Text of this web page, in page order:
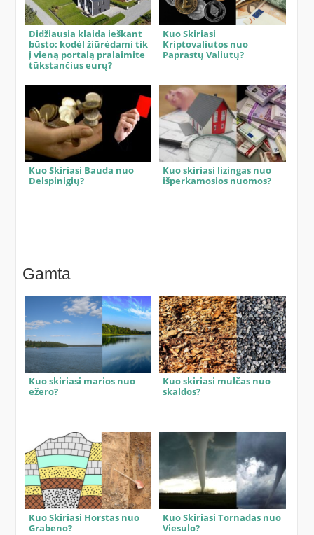
Didžiausia klaida ieškant
būsto: kodėl žiūrėdami tik
į vieną portalą pralaimite
tūkstančius eurų?
Kuo Skiriasi
Kriptovaliutos nuo
Paprastų Valiutų?
Kuo Skiriasi Bauda nuo
Delspinigių?
Kuo skiriasi lizingas nuo
išperkamosios nuomos?
Gamta
Kuo skiriasi marios nuo
ežero?
Kuo skiriasi mulčas nuo
skaldos?
Kuo Skiriasi Horstas nuo
Grabeno?
Kuo Skiriasi Tornadas nuo
Viesulo?